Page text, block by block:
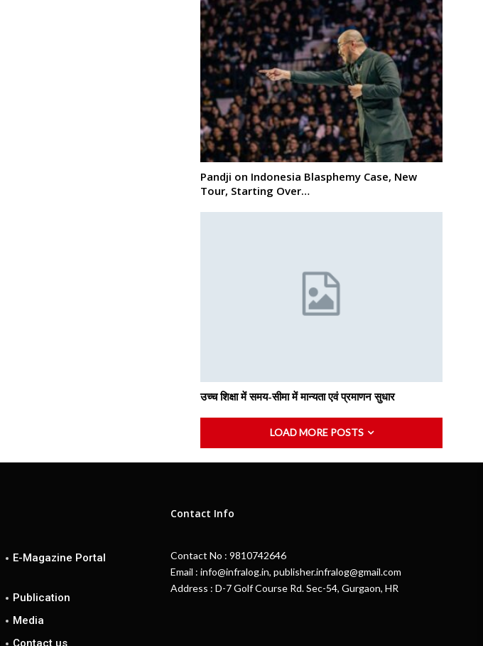
Pandji on Indonesia Blasphemy Case, New
Tour, Starting Over…
उच्च शिक्षा में समय-सीमा में मान्यता एवं प्रमाणन सुधार
LOAD MORE POSTS
E-Magazine Portal
Publication
Media
Contact us
Contact Info
Contact No : 9810742646
Email : info@infralog.in, publisher.infralog@gmail.com
Address : D-7 Golf Course Rd. Sec-54, Gurgaon, HR